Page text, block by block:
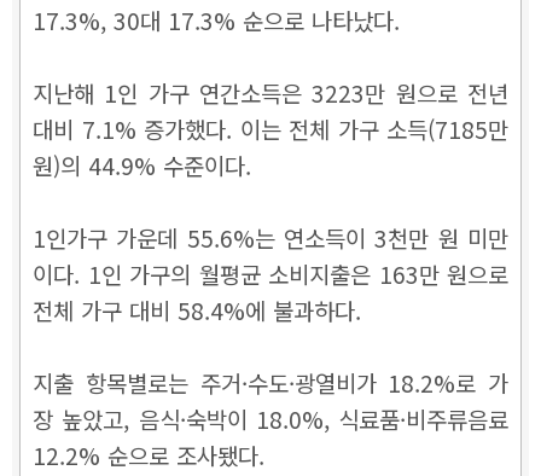
17.3%, 30대 17.3% 순으로 나타났다.
지난해 1인 가구 연간소득은 3223만 원으로 전년
대비 7.1% 증가했다. 이는 전체 가구 소득(7185만
원)의 44.9% 수준이다.
1인가구 가운데 55.6%는 연소득이 3천만 원 미만
이다. 1인 가구의 월평균 소비지출은 163만 원으로
전체 가구 대비 58.4%에 불과하다.
지출 항목별로는 주거·수도·광열비가 18.2%로 가
장 높았고, 음식·숙박이 18.0%, 식료품·비주류음료
12.2% 순으로 조사됐다.